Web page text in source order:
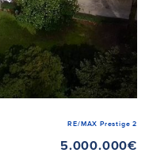
RE/MAX Prestige 2
5.000.000€